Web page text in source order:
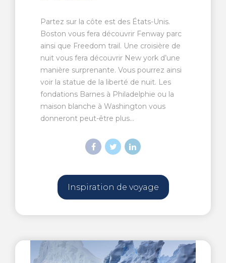
Partez sur la côte est des États-Unis.
Boston vous fera découvrir Fenway parc
ainsi que Freedom trail. Une croisière de
nuit vous fera découvrir New york d’une
manière surprenante. Vous pourrez ainsi
voir la statue de la liberté de nuit. Les
fondations Barnes à Philadelphie ou la
maison blanche à Washington vous
donneront peut-être plus...
Inspiration de voyage